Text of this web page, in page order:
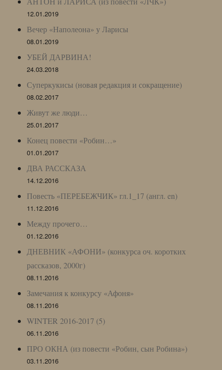
12.01.2019
Вечер «Наполеона» у Ларисы
08.01.2019
УБЕЙ ДАРВИНА!
24.03.2018
Суперкукисы (новая редакция и сокращение)
08.02.2017
Живут же люди…
25.01.2017
Конец повести «Робин…»
01.01.2017
ДВА РАССКАЗА
14.12.2016
Повесть «ПЕРЕБЕЖЧИК» гл.1_17 (англ. en)
11.12.2016
Между прочего…
01.12.2016
ДНЕВНИК «АФОНИ» (конкурса оч. коротких
рассказов, 2000г)
08.11.2016
Замечания к конкурсу «Афоня»
08.11.2016
WINTER 2016-2017 (5)
06.11.2016
ПРО ОКНА (из повести «Робин, сын Робина»)
03.11.2016